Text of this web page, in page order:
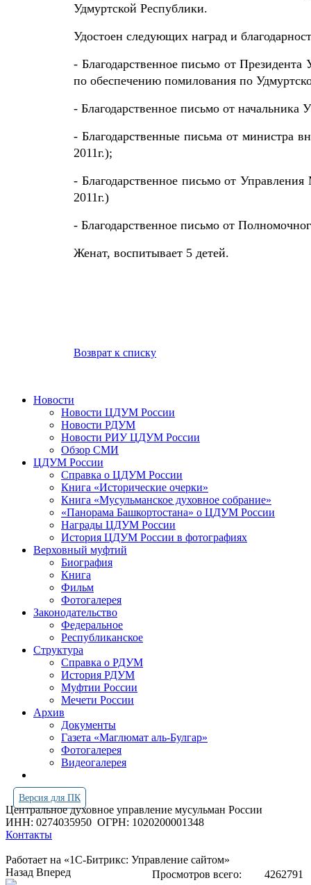
Удмуртской Республики.
Удостоен следующих наград и
- Благодарственное письмо от
по обеспечению помилования по
- Благодарственное письмо от
- Благодарственные письма от министра
2011г.);
- Благодарственное письмо от
2011г.)
- Благодарственное письмо от
Женат, воспитывает 5 детей.
Возврат к списку
Новости
Новости ЦДУМ России
Новости РДУМ
Новости РИУ ЦДУМ России
Обзор СМИ
ЦДУМ России
Справка о ЦДУМ России
Книга «Исторические очерки»
Книга «Мусульманское духовное собрание»
«Панорама Башкортостана» о ЦДУМ России
Награды ЦДУМ России
История ЦДУМ России в фотографиях
Верховный муфтий
Биография
Книга
Фильм
Фотогалерея
Законодательство
Федеральное
Республиканское
Структура
Справка о РДУМ
История РДУМ
Муфтии России
Мечети России
Архив
Документы
Газета «Маглюмат аль-Булгар»
Фотогалерея
Видеогалерея
Версия для ПК
Центральное духовное управление мусульман России
ИНН: 0274035950 ОГРН: 1020200001348
Контакты
Работает на «1С-Битрикс: Управление сайтом»
Просмотров всего:
4262791
Назад Вперед